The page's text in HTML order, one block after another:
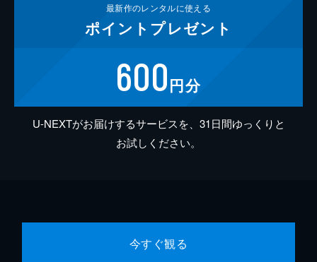
最新作のレンタルに使える
ポイント プレゼント
600円分
U-NEXTがお届けするサービスを、31日間ゆっくりと
お試しください。
今すぐ観る